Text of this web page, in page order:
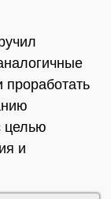
проработать
целью
и